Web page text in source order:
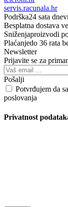
servis.racunala.hr
Podrška24 sata
Besplatna dostava
Sniženjaproizvodi
Plaćanjedo 36 rata
Newsletter
Prijavite se za
Pošalji
Potvrđujem da
poslovanja
Privatnost